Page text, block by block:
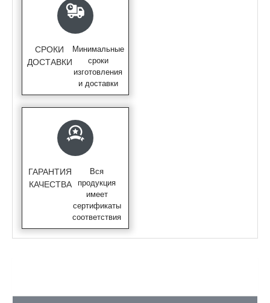
СРОКИ
ДОСТАВКИ
Минимальные
сроки
изготовления
и доставки
ГАРАНТИЯ
КАЧЕСТВА
Вся
продукция
имеет
сертификаты
соответствия